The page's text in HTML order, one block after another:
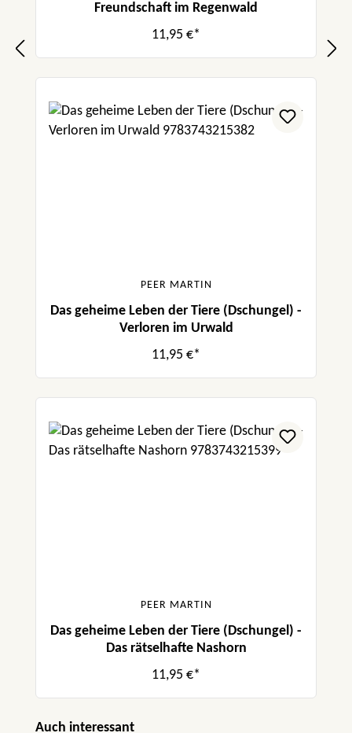
Freundschaft im Regenwald
11,95 €*
PEER MARTIN
Das geheime Leben der Tiere (Dschungel) -
Verloren im Urwald
11,95 €*
PEER MARTIN
Das geheime Leben der Tiere (Dschungel) -
Das rätselhafte Nashorn
11,95 €*
Produktgalerie überspringen
Auch interessant